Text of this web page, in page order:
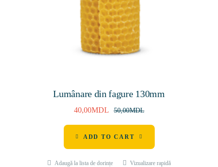
Lumânare din fagure 130mm
50,00MDL
40,00MDL
ADD TO CART
Adaugă la lista de dorințe Vizualizare rapidă